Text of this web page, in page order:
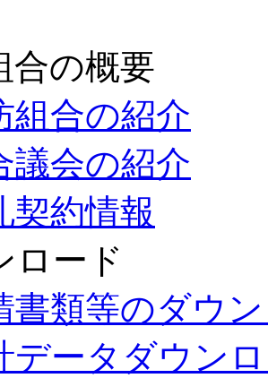
合の概要
組合の紹介
議会の紹介
契約情報
ロード
書類等のダウ
データダウン